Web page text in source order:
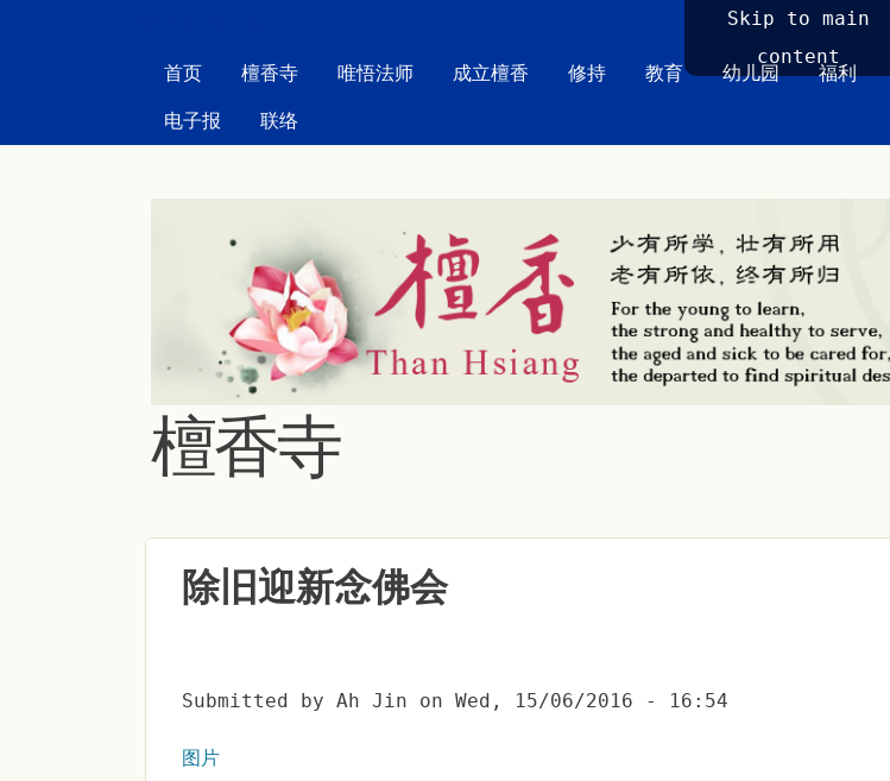
Skip to main
content
首页 檀香寺 唯悟法师 成立檀香 修持 教育 幼儿园 福利
电子报 联络
檀香寺
除旧迎新念佛会
Submitted by Ah Jin on Wed, 15/06/2016 - 16:54
图片